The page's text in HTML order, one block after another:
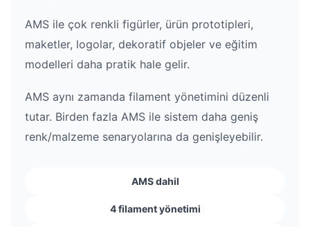
AMS ile çok renkli figürler, ürün prototipleri,
maketler, logolar, dekoratif objeler ve eğitim
modelleri daha pratik hale gelir.
AMS aynı zamanda filament yönetimini düzenli
tutar. Birden fazla AMS ile sistem daha geniş
renk/malzeme senaryolarına da genişleyebilir.
AMS dahil
4 filament yönetimi